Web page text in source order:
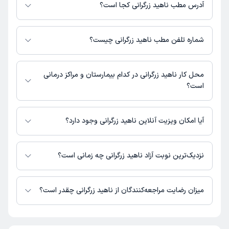
آدرس مطب ناهید زرگرانی کجا است؟
ناهید زرگرانی 1 مطب فعال دارند. آدرس مطب‌های ناهید زرگرانی به شرح زیر
است.شماره تلفن مطب ناهید زرگرانی چیست؟
مطب خیابان 7 تیر : 09377585802,05138691813
محل کار ناهید زرگرانی در کدام بیمارستان و مراکز درمانی
است؟
اطلاعاتی درباره محل فعالیت ناهید زرگرانی در مراکز درمانی در دسترس نیست.
آیا امکان ویزیت آنلاین ناهید زرگرانی وجود دارد؟
در حال حاضر ناهید زرگرانی مشاوره پزشکی تلفنی فعال دارند.
نزدیک‌ترین نوبت آزاد ناهید زرگرانی چه زمانی است؟
ناهید زرگرانی از روز پنج‌شنبه 15 مرداد 1405 بیمار جدید می‌پذیرند.
میزان رضایت مراجعه‌کنندگان از ناهید زرگرانی چقدر است؟